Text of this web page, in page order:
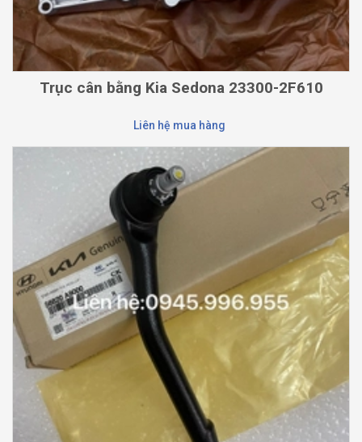
Trục cân bằng Kia Sedona 23300-2F610
Liên hệ mua hàng